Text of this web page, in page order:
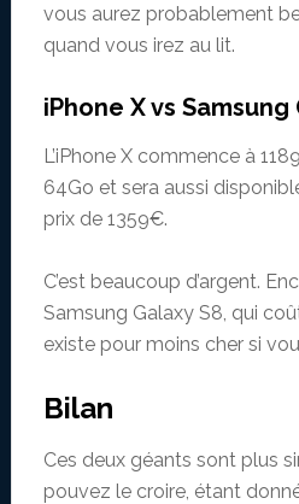
vous aurez probablement
quand vous irez au lit.
iPhone X vs Samsung
L’iPhone X commence à
64Go et sera aussi
prix de 1359€.
C’est beaucoup d’argent.
Samsung Galaxy S8, qui
existe pour moins cher si
Bilan
Ces deux géants sont plus
pouvez le croire, étant